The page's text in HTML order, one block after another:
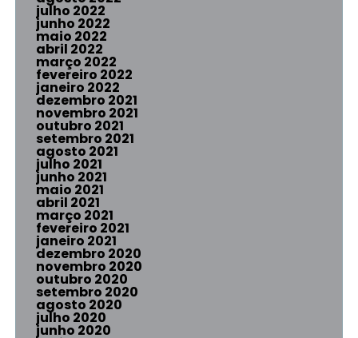
julho 2022
junho 2022
maio 2022
abril 2022
março 2022
fevereiro 2022
janeiro 2022
dezembro 2021
novembro 2021
outubro 2021
setembro 2021
agosto 2021
julho 2021
junho 2021
maio 2021
abril 2021
março 2021
fevereiro 2021
janeiro 2021
dezembro 2020
novembro 2020
outubro 2020
setembro 2020
agosto 2020
julho 2020
junho 2020